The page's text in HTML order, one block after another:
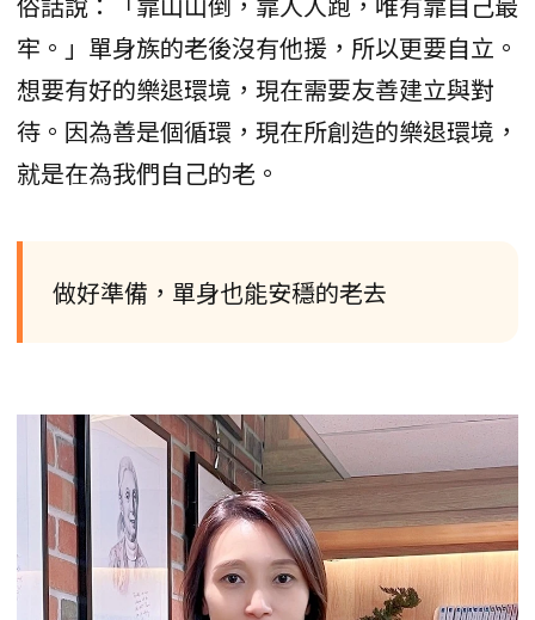
牢。」單身族的老後沒有他援，所以更要自立。
想要有好的樂退環境，現在需要友善建立與對
待。因為善是個循環，現在所創造的樂退環境，
就是在為我們自己的老。
做好準備，單身也能安穩的老去